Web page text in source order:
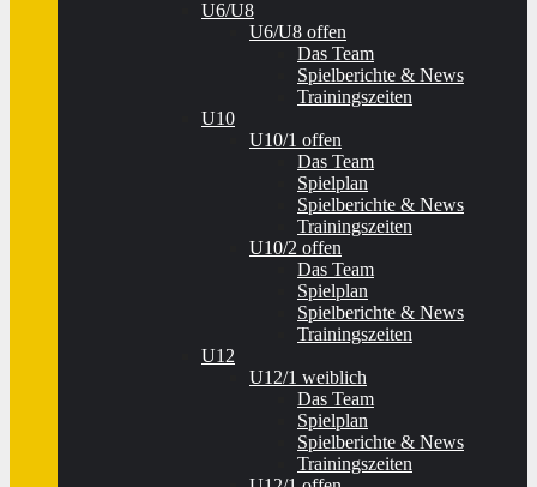
U6/U8
U6/U8 offen
Das Team
Spielberichte & News
Trainingszeiten
U10
U10/1 offen
Das Team
Spielplan
Spielberichte & News
Trainingszeiten
U10/2 offen
Das Team
Spielplan
Spielberichte & News
Trainingszeiten
U12
U12/1 weiblich
Das Team
Spielplan
Spielberichte & News
Trainingszeiten